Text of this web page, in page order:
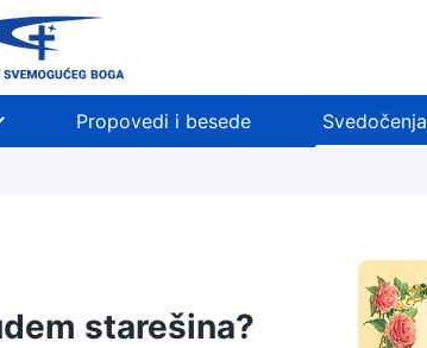
Propovedi i besede Svedočenja
starešina?